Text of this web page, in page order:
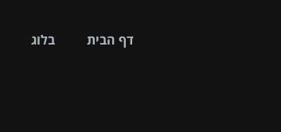
דף הבית בלוג